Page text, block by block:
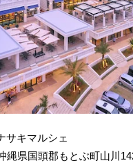
サキマルシェ
縄県国頭郡もとぶ町山川